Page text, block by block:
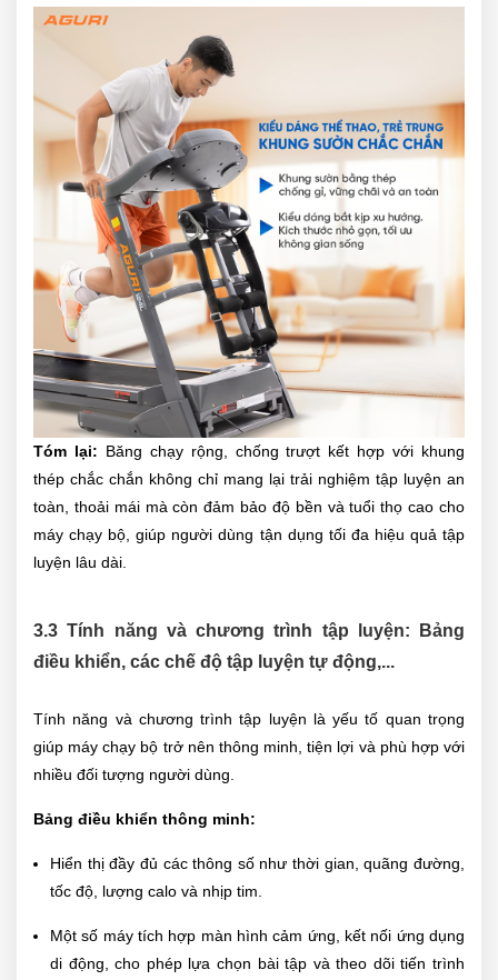
Tóm lại: Băng chạy rộng, chống trượt kết hợp với khung
thép chắc chắn không chỉ mang lại trải nghiệm tập luyện an
toàn, thoải mái mà còn đảm bảo độ bền và tuổi thọ cao cho
máy chạy bộ, giúp người dùng tận dụng tối đa hiệu quả tập
luyện lâu dài.
3.3 Tính năng và chương trình tập luyện: Bảng
điều khiển, các chế độ tập luyện tự động,...
Tính năng và chương trình tập luyện là yếu tố quan trọng
giúp máy chạy bộ trở nên thông minh, tiện lợi và phù hợp với
nhiều đối tượng người dùng.
Bảng điều khiển thông minh:
Hiển thị đầy đủ các thông số như thời gian, quãng đường,
tốc độ, lượng calo và nhịp tim.
Một số máy tích hợp màn hình cảm ứng, kết nối ứng dụng
di động, cho phép lựa chọn bài tập và theo dõi tiến trình